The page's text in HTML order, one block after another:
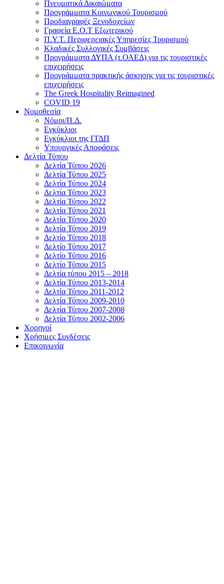
Πνευματικά Δικαιώματα
Προγράμματα Κοινωνικού Τουρισμού
Προδιαγραφές Ξενοδοχείων
Γραφεία Ε.Ο.Τ Εξωτερικού
Π.Υ.Τ. Περιφερειακές Υπηρεσίες Τουρισμού
Κλαδικές Συλλογικές Συμβάσεις
Προγράμματα ΔΥΠΑ (τ.ΟΑΕΔ) για τις τουριστικές
επιχειρήσεις
Προγράμματα πρακτικής άσκησης για τις τουριστικές
επιχειρήσεις
The Greek Hospitality Reimagined
COVID 19
Νομοθεσία
Νόμοι/Π.Δ.
Εγκύκλιοι
Εγκύκλιοι της ΓΓΔΠ
Υπουργικές Αποφάσεις
Δελτία Τύπου
Δελτία Τύπου 2026
Δελτία Τύπου 2025
Δελτία Τύπου 2024
Δελτία Τύπου 2023
Δελτία Τύπου 2022
Δελτία Τύπου 2021
Δελτία Τύπου 2020
Δελτία Τύπου 2019
Δελτίο Τύπου 2018
Δελτίο Τύπου 2017
Δελτίο Τύπου 2016
Δελτίο Τύπου 2015
Δελτία τύπου 2015 – 2018
Δελτία Τύπου 2013-2014
Δελτία Τύπου 2011-2012
Δελτία Τύπου 2009-2010
Δελτία Τύπου 2007-2008
Δελτία Τύπου 2002-2006
Χορηγοί
Χρήσιμες Συνδέσεις
Επικοινωνία